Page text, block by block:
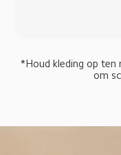
*Houd kleding op ten
om